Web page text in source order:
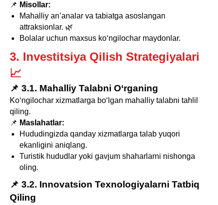
📌 Misollar:
Mahalliy an’analar va tabiatga asoslangan
attraksionlar. 🌿
Bolalar uchun maxsus ko‘ngilochar maydonlar.
3. Investitsiya Qilish Strategiyalari
📈
📌 3.1. Mahalliy Talabni O‘rganing
Ko‘ngilochar xizmatlarga bo‘lgan mahalliy talabni tahlil
qiling.
📌 Maslahatlar:
Hududingizda qanday xizmatlarga talab yuqori
ekanligini aniqlang.
Turistik hududlar yoki gavjum shaharlarni nishonga
oling.
📌 3.2. Innovatsion Texnologiyalarni Tatbiq
Qiling